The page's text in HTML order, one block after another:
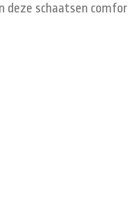
deze schaatsen